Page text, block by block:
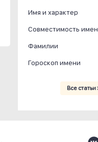
Имя и характер
Совместимость имен
Фамилии
Гороскоп имени
Все статьи